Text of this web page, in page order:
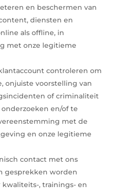
en beschermen van
diensten en
als offline, in
met onze legitieme
controleren om
onjuiste voorstelling van
of criminaliteit
en/of te
met de
en onze legitieme
contact met ons
gesprekken worden
, trainings- en